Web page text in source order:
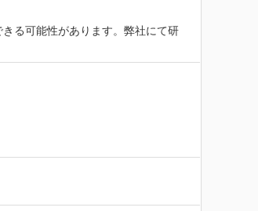
る可能性があります。弊社にて研